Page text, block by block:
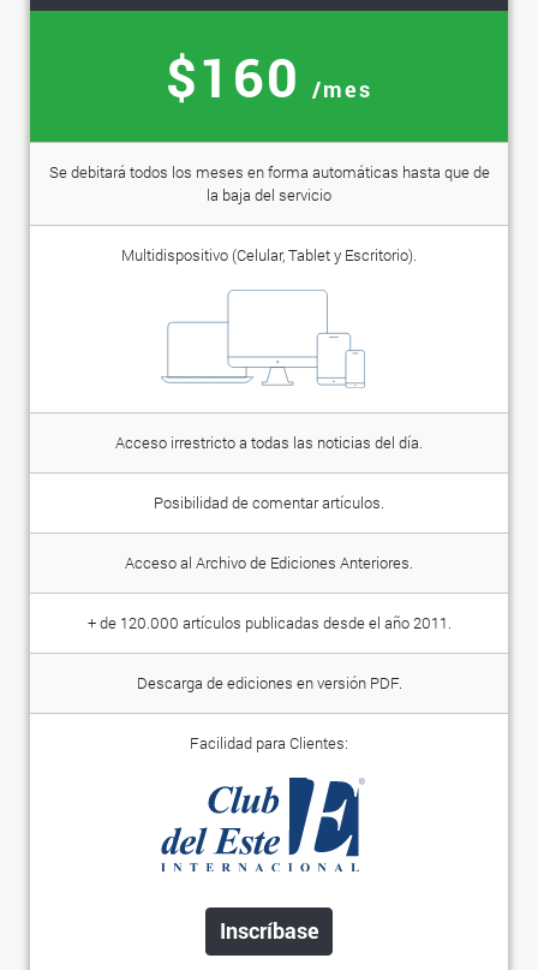
$160 /mes
Se debitará todos los meses en forma automáticas hasta que de
la baja del servicio
Multidispositivo (Celular, Tablet y Escritorio).
Acceso irrestricto a todas las noticias del día.
Posibilidad de comentar artículos.
Acceso al Archivo de Ediciones Anteriores.
+ de 120.000 artículos publicadas desde el año 2011.
Descarga de ediciones en versión PDF.
Facilidad para Clientes:
Inscríbase